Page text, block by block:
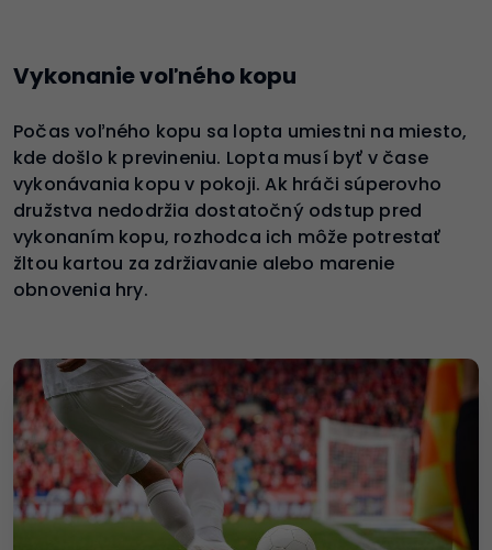
Vykonanie voľného kopu
Počas voľného kopu sa lopta umiestni na miesto,
kde došlo k previneniu. Lopta musí byť v čase
vykonávania kopu v pokoji. Ak hráči súperovho
družstva nedodržia dostatočný odstup pred
vykonaním kopu, rozhodca ich môže potrestať
žltou kartou za zdržiavanie alebo marenie
obnovenia hry.